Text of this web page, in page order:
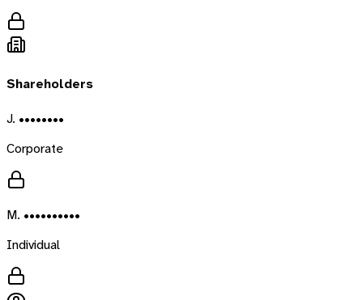
Shareholders
J. ••••••••
Corporate
M. ••••••••••
Individual